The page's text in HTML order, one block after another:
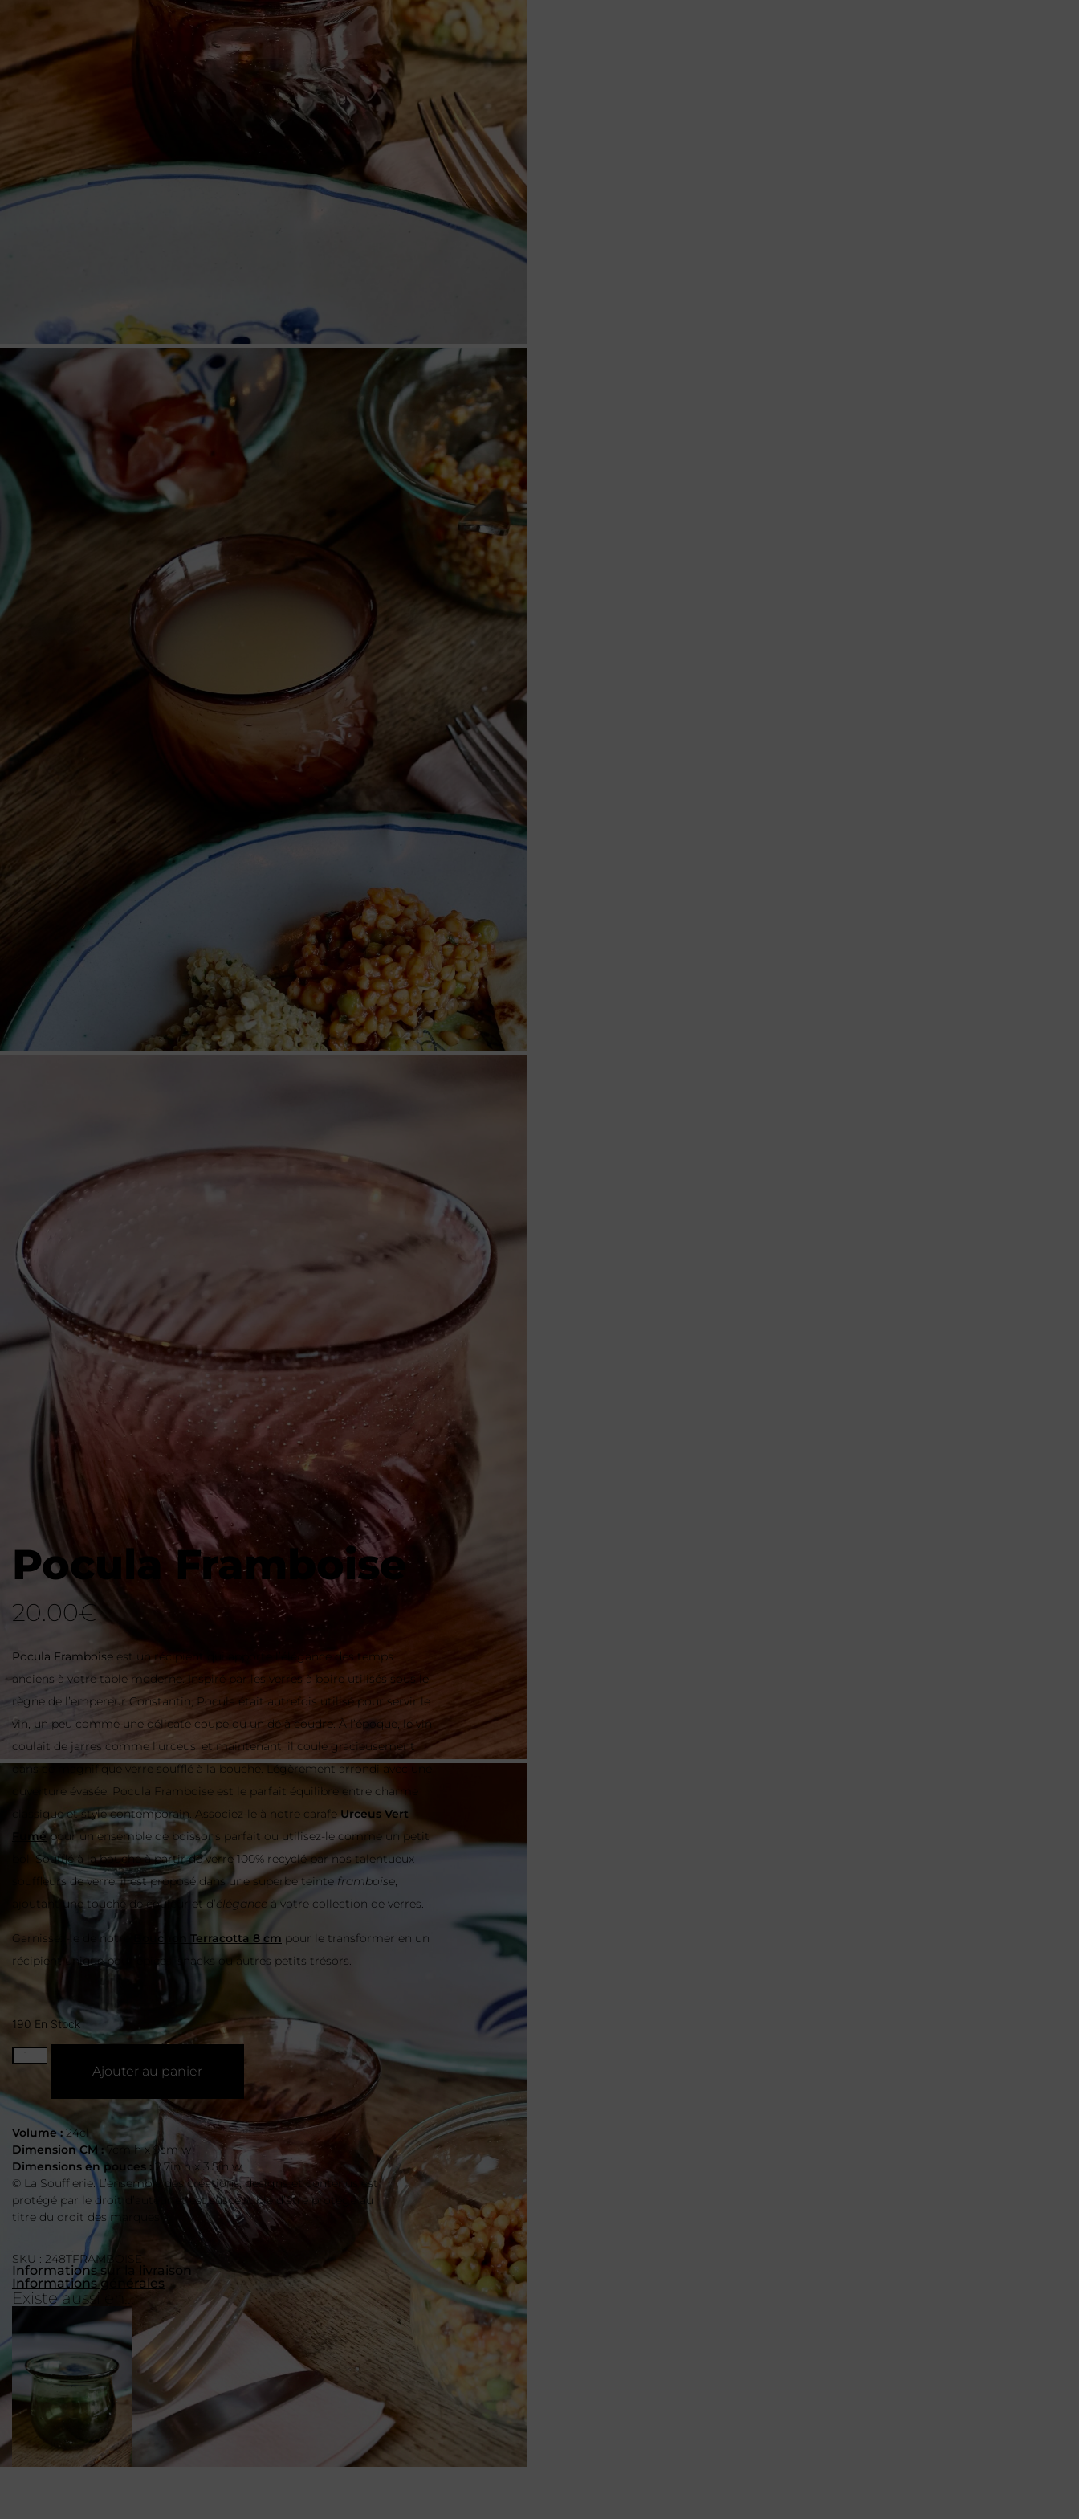
Pocula Framboise
20.00€
Pocula Framboise est un récipient qui apporte l’élégance des temps
anciens à votre table moderne. Inspiré par les verres à boire utilisés sous le
règne de l’empereur Constantin, Pocula était autrefois utilisé pour servir le
vin, un peu comme une délicate coupe ou un dé à coudre. À l’époque, le vin
coulait de jarres comme l’urceus, et maintenant, il coule gracieusement
dans ce magnifique verre soufflé à la bouche. Légèrement arrondi avec une
ouverture évasée, Pocula Framboise est le parfait équilibre entre charme
classique et style contemporain. Associez-le à notre carafeUrceus Vert
Fumépour un ensemble de boissons parfait ou utilisez-le comme un petit
bol. Soufflé à la bouche à partir de verre 100% recyclé par nos talentueux
souffleurs de verre, il est proposé dans une superbe teinte framboise,
ajoutant une touche de couleur et d’élégance à votre collection de verres.
Garnissez-le de notre Bouchon Terracotta 8 cm pour le transformer en un
récipient unique pour épices, snacks ou autres petits trésors.
190 En Stock
Ajouter au panier
Volume : 24cl
Dimension CM : 7cm h x 9cm w
Dimensions en pouces : 2.7in h x 3.5in w
© La Soufflerie. L’ensemble des créations, designs et contenus est
protégé par le droit d’auteur et est susceptible d’être protégé au
titre du droit des marques.
SKU : 248TFRAMBOISE
Informations sur la livraison
Informations générales
Existe aussi en...